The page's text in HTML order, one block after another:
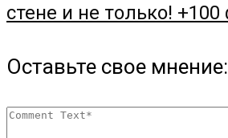
стене и не только! +100
Оставьте свое мнение: